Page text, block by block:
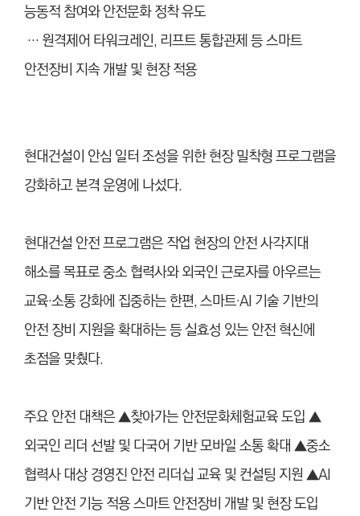
능동적 참여와 안전문화 정착 유도
… 원격제어 타워크레인, 리프트 통합관제 등 스마트
안전장비 지속 개발 및 현장 적용
현대건설이 안심 일터 조성을 위한 현장 밀착형 프로그램을
강화하고 본격 운영에 나섰다.
현대건설 안전 프로그램은 작업 현장의 안전 사각지대
해소를 목표로 중소 협력사와 외국인 근로자를 아우르는
교육·소통 강화에 집중하는 한편, 스마트·AI 기술 기반의
안전 장비 지원을 확대하는 등 실효성 있는 안전 혁신에
초점을 맞췄다.
주요 안전 대책은 ▲찾아가는 안전문화체험교육 도입 ▲
외국인 리더 선발 및 다국어 기반 모바일 소통 확대 ▲중소
협력사 대상 경영진 안전 리더십 교육 및 컨설팅 지원 ▲AI
기반 안전 기능 적용 스마트 안전장비 개발 및 현장 도입